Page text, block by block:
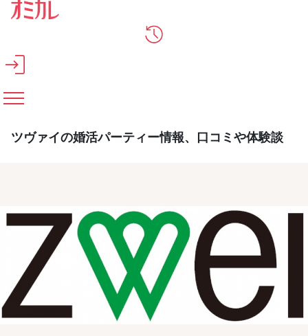
メインコンテンツへスキップ
ツヴァイの婚活パーティー情報、口コミや体験談